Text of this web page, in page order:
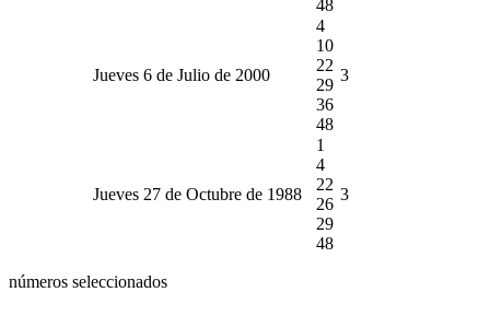
48
Jueves 6 de Julio de 2000
4
10
22
29
36
48
3
Jueves 27 de Octubre de 1988
1
4
22
26
29
48
3
números seleccionados